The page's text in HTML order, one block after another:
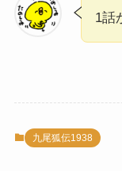
1話
九尾狐伝1938